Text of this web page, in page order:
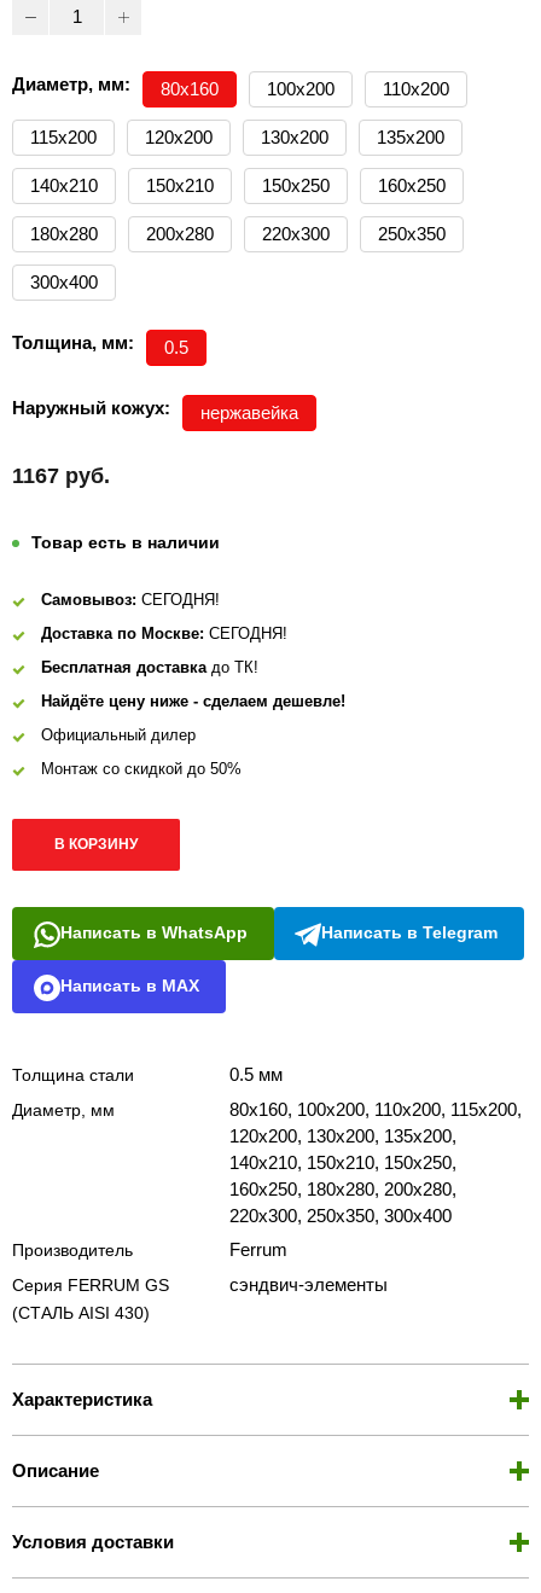
Диаметр, мм: 80х160 100х200 110х200
115х200 120х200 130х200 135х200
140х210 150х210 150х250 160х250
180х280 200х280 220х300 250х350
300х400
Толщина, мм: 0.5
Наружный кожух: нержавейка
1167 руб.
Товар есть в наличии
Самовывоз: СЕГОДНЯ!
Доставка по Москве: СЕГОДНЯ!
Бесплатная доставка до ТК!
Найдёте цену ниже - сделаем дешевле!
Официальный дилер
Монтаж со скидкой до 50%
В КОРЗИНУ
Написать в WhatsApp Написать в Telegram
Написать в MAX
Толщина стали 0.5 мм
Диаметр, мм
80х160, 100х200, 110х200, 115х200,
120х200, 130х200, 135х200,
140х210, 150х210, 150х250,
160х250, 180х280, 200х280,
220х300, 250х350, 300х400
Производитель Ferrum
Серия FERRUM GS
(СТАЛЬ AISI 430)
сэндвич-элементы
Характеристика
Описание
Условия доставки